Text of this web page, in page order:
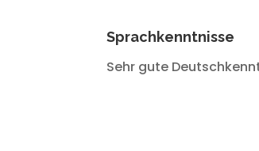
Sprachkenntnisse
Sehr gute